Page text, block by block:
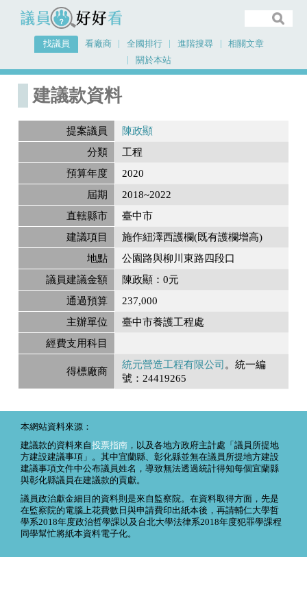
議員好好看
找議員 看廠商 全國排行 進階搜尋
相關文章
關於本站
首頁
建議款資料
提案議員
陳政顯
分類
工程
預算年度
2020
屆期
2018~2022
直轄縣市
臺中市
建議項目
施作紐澤西護欄(既有護欄增高)
地點
公園路與柳川東路四段口
議員建議金額
陳政顯：0元
通過預算
237,000
主辦單位
臺中市養護工程處
經費支用科目
得標廠商
統元營造工程有限公司 。統一編
號：24419265
本網站資料來源：
建議款的資料來自投票指南 ，以及各地方政府主計處「議員所提地
方建設建議事項」。其中宜蘭縣、彰化縣並無在議員所提地方建設
建議事項文件中公布議員姓名，導致無法透過統計得知每個宜蘭縣
與彰化縣議員在建議款的貢獻。
議員政治獻金細目的資料則是來自監察院。在資料取得方面，先是
在監察院的電腦上花費數日與申請費印出紙本後，再請輔仁大學哲
學系2018年度政治哲學課以及台北大學法律系2018年度犯罪學課程
同學幫忙將紙本資料電子化。